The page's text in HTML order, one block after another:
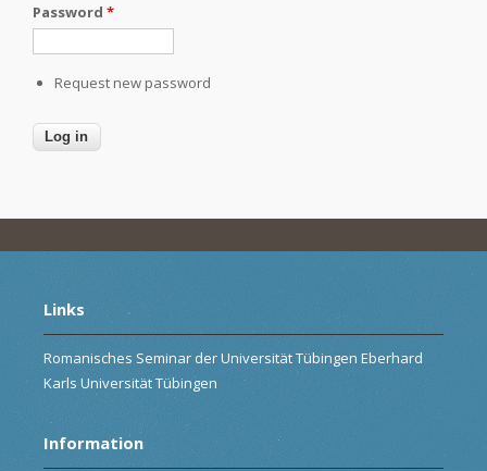
Password *
Request new password
Links
Romanisches Seminar der Universität Tübingen Eberhard
Karls Universität Tübingen
Information